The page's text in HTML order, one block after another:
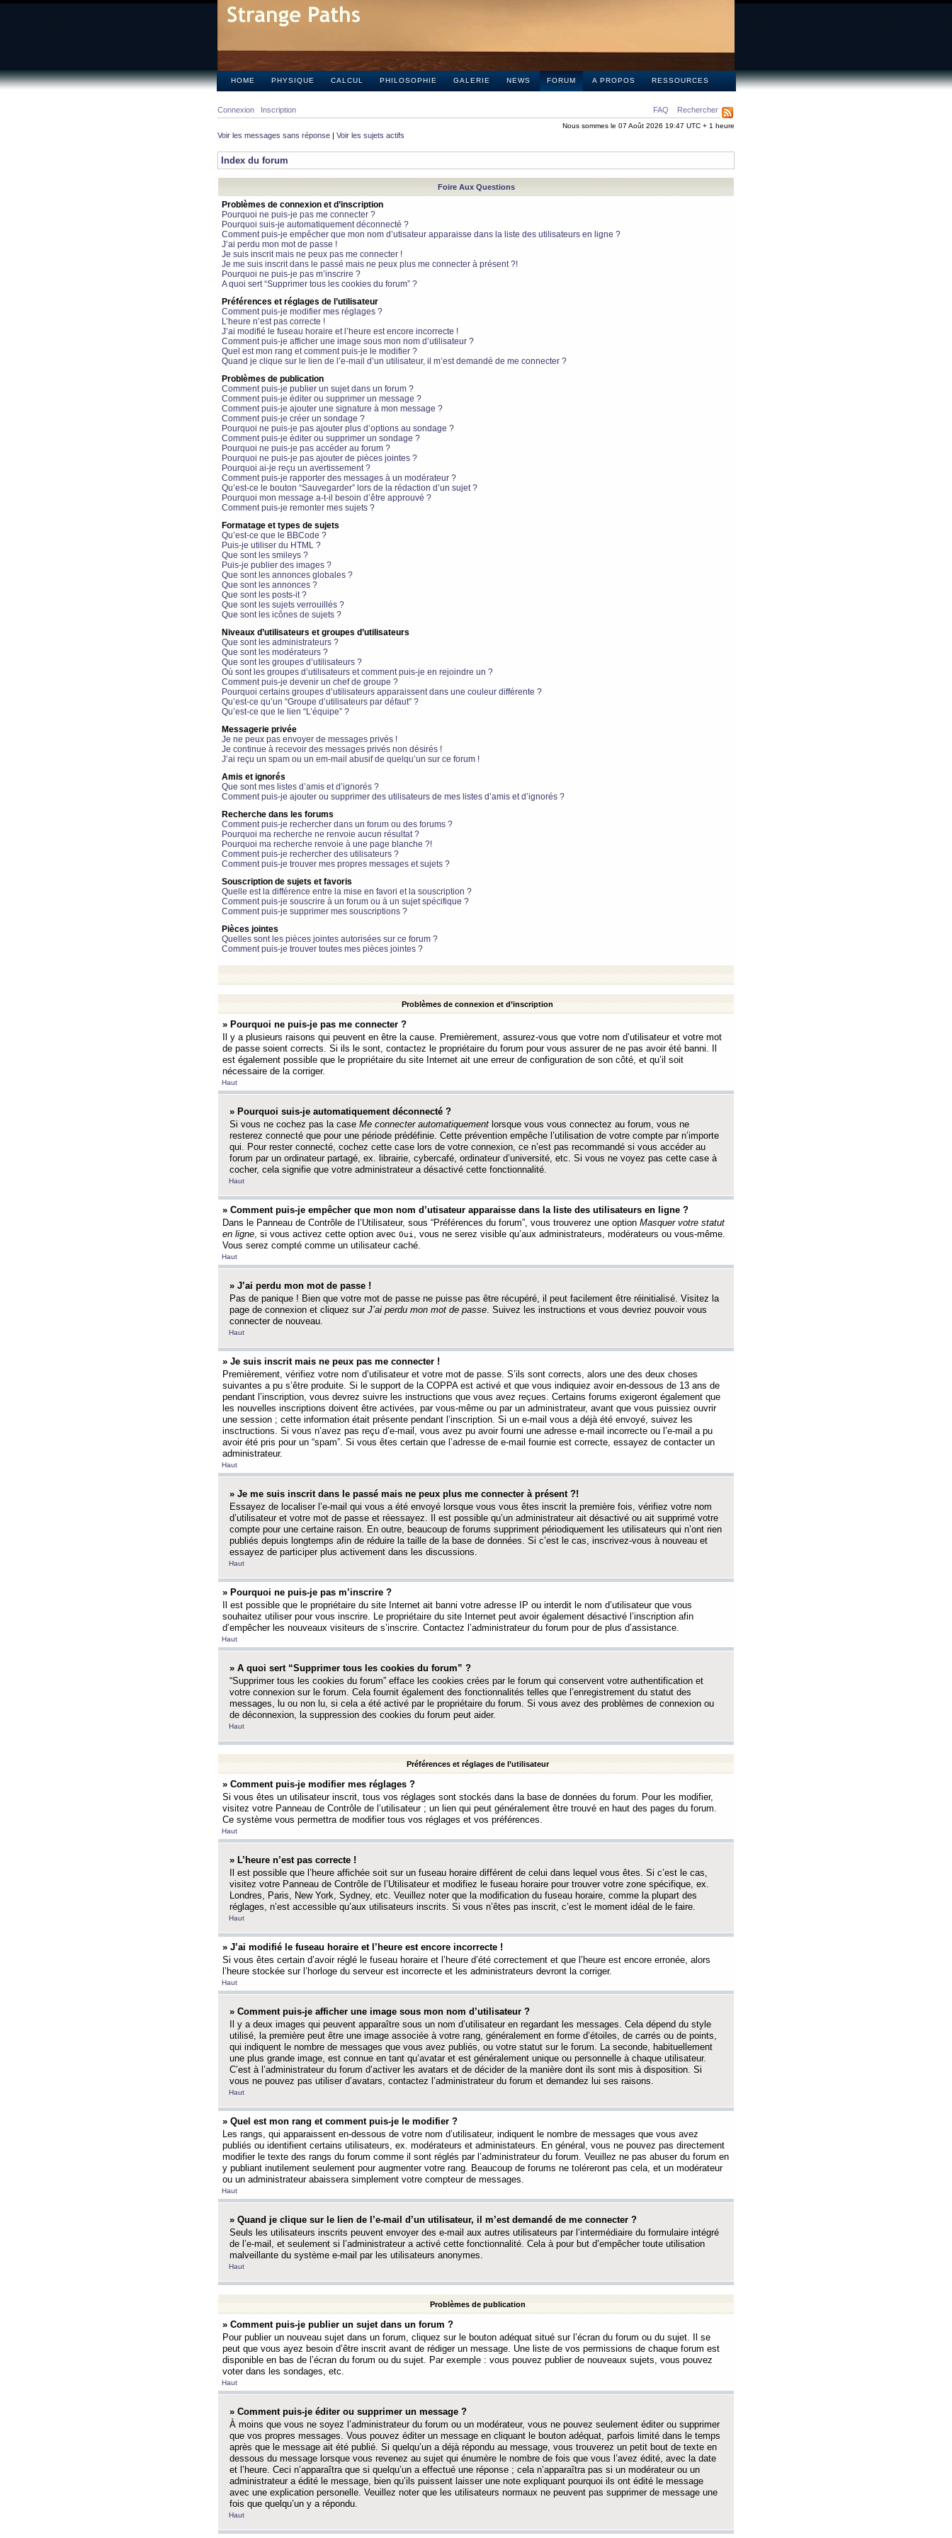
HOME PHYSIQUE CALCUL PHILOSOPHIE GALERIE NEWS FORUM A PROPOS RESSOURCES
FAQ Rechercher
Connexion Inscription
Nous sommes le 07 Août 2026 19:47 UTC + 1 heure
Voir les messages sans réponse | Voir les sujets actifs
Index du forum
Foire Aux Questions
Problèmes de connexion et d’inscription
Pourquoi ne puis-je pas me connecter ?
Pourquoi suis-je automatiquement déconnecté ?
Comment puis-je empêcher que mon nom d’utisateur apparaisse dans la liste des utilisateurs en ligne ?
J’ai perdu mon mot de passe !
Je suis inscrit mais ne peux pas me connecter !
Je me suis inscrit dans le passé mais ne peux plus me connecter à présent ?!
Pourquoi ne puis-je pas m’inscrire ?
A quoi sert “Supprimer tous les cookies du forum” ?
Préférences et réglages de l’utilisateur
Comment puis-je modifier mes réglages ?
L’heure n’est pas correcte !
J’ai modifié le fuseau horaire et l’heure est encore incorrecte !
Comment puis-je afficher une image sous mon nom d’utilisateur ?
Quel est mon rang et comment puis-je le modifier ?
Quand je clique sur le lien de l’e-mail d’un utilisateur, il m’est demandé de me connecter ?
Problèmes de publication
Comment puis-je publier un sujet dans un forum ?
Comment puis-je éditer ou supprimer un message ?
Comment puis-je ajouter une signature à mon message ?
Comment puis-je créer un sondage ?
Pourquoi ne puis-je pas ajouter plus d’options au sondage ?
Comment puis-je éditer ou supprimer un sondage ?
Pourquoi ne puis-je pas accéder au forum ?
Pourquoi ne puis-je pas ajouter de pièces jointes ?
Pourquoi ai-je reçu un avertissement ?
Comment puis-je rapporter des messages à un modérateur ?
Qu’est-ce le bouton “Sauvegarder” lors de la rédaction d’un sujet ?
Pourquoi mon message a-t-il besoin d’être approuvé ?
Comment puis-je remonter mes sujets ?
Formatage et types de sujets
Qu’est-ce que le BBCode ?
Puis-je utiliser du HTML ?
Que sont les smileys ?
Puis-je publier des images ?
Que sont les annonces globales ?
Que sont les annonces ?
Que sont les posts-it ?
Que sont les sujets verrouillés ?
Que sont les icônes de sujets ?
Niveaux d’utilisateurs et groupes d’utilisateurs
Que sont les administrateurs ?
Que sont les modérateurs ?
Que sont les groupes d’utilisateurs ?
Où sont les groupes d’utilisateurs et comment puis-je en rejoindre un ?
Comment puis-je devenir un chef de groupe ?
Pourquoi certains groupes d’utilisateurs apparaissent dans une couleur différente ?
Qu’est-ce qu’un “Groupe d’utilisateurs par défaut” ?
Qu’est-ce que le lien “L’équipe” ?
Messagerie privée
Je ne peux pas envoyer de messages privés !
Je continue à recevoir des messages privés non désirés !
J’ai reçu un spam ou un em-mail abusif de quelqu’un sur ce forum !
Amis et ignorés
Que sont mes listes d’amis et d’ignorés ?
Comment puis-je ajouter ou supprimer des utilisateurs de mes listes d’amis et d’ignorés ?
Recherche dans les forums
Comment puis-je rechercher dans un forum ou des forums ?
Pourquoi ma recherche ne renvoie aucun résultat ?
Pourquoi ma recherche renvoie à une page blanche ?!
Comment puis-je rechercher des utilisateurs ?
Comment puis-je trouver mes propres messages et sujets ?
Souscription de sujets et favoris
Quelle est la différence entre la mise en favori et la souscription ?
Comment puis-je souscrire à un forum ou à un sujet spécifique ?
Comment puis-je supprimer mes souscriptions ?
Pièces jointes
Quelles sont les pièces jointes autorisées sur ce forum ?
Comment puis-je trouver toutes mes pièces jointes ?
Problèmes de connexion et d’inscription
» Pourquoi ne puis-je pas me connecter ?
Il y a plusieurs raisons qui peuvent en être la cause. Premièrement, assurez-vous que votre nom d’utilisateur et votre mot
de passe soient corrects. Si ils le sont, contactez le propriétaire du forum pour vous assurer de ne pas avoir été banni. Il
est également possible que le propriétaire du site Internet ait une erreur de configuration de son côté, et qu’il soit
nécessaire de la corriger.
Haut
» Pourquoi suis-je automatiquement déconnecté ?
Si vous ne cochez pas la case Me connecter automatiquement lorsque vous vous connectez au forum, vous ne
resterez connecté que pour une période prédéfinie. Cette prévention empêche l’utilisation de votre compte par n’importe
qui. Pour rester connecté, cochez cette case lors de votre connexion, ce n’est pas recommandé si vous accéder au
forum par un ordinateur partagé, ex. librairie, cybercafé, ordinateur d’université, etc. Si vous ne voyez pas cette case à
cocher, cela signifie que votre administrateur a désactivé cette fonctionnalité.
Haut
» Comment puis-je empêcher que mon nom d’utisateur apparaisse dans la liste des utilisateurs en ligne ?
Dans le Panneau de Contrôle de l’Utilisateur, sous “Préférences du forum”, vous trouverez une option Masquer votre statut
en ligne, si vous activez cette option avec Oui , vous ne serez visible qu’aux administrateurs, modérateurs ou vous-même.
Vous serez compté comme un utilisateur caché.
Haut
» J’ai perdu mon mot de passe !
Pas de panique ! Bien que votre mot de passe ne puisse pas être récupéré, il peut facilement être réinitialisé. Visitez la
page de connexion et cliquez sur J’ai perdu mon mot de passe. Suivez les instructions et vous devriez pouvoir vous
connecter de nouveau.
Haut
» Je suis inscrit mais ne peux pas me connecter !
Premièrement, vérifiez votre nom d’utilisateur et votre mot de passe. S’ils sont corrects, alors une des deux choses
suivantes a pu s’être produite. Si le support de la COPPA est activé et que vous indiquiez avoir en-dessous de 13 ans de
pendant l’inscription, vous devrez suivre les instructions que vous avez reçues. Certains forums exigeront également que
les nouvelles inscriptions doivent être activées, par vous-même ou par un administrateur, avant que vous puissiez ouvrir
une session ; cette information était présente pendant l’inscription. Si un e-mail vous a déjà été envoyé, suivez les
insctructions. Si vous n’avez pas reçu d’e-mail, vous avez pu avoir fourni une adresse e-mail incorrecte ou l’e-mail a pu
avoir été pris pour un “spam”. Si vous êtes certain que l’adresse de e-mail fournie est correcte, essayez de contacter un
administrateur.
Haut
» Je me suis inscrit dans le passé mais ne peux plus me connecter à présent ?!
Essayez de localiser l’e-mail qui vous a été envoyé lorsque vous vous êtes inscrit la première fois, vérifiez votre nom
d’utilisateur et votre mot de passe et réessayez. Il est possible qu’un administrateur ait désactivé ou ait supprimé votre
compte pour une certaine raison. En outre, beaucoup de forums suppriment périodiquement les utilisateurs qui n’ont rien
publiés depuis longtemps afin de réduire la taille de la base de données. Si c’est le cas, inscrivez-vous à nouveau et
essayez de participer plus activement dans les discussions.
Haut
» Pourquoi ne puis-je pas m’inscrire ?
Il est possible que le propriétaire du site Internet ait banni votre adresse IP ou interdit le nom d’utilisateur que vous
souhaitez utiliser pour vous inscrire. Le propriétaire du site Internet peut avoir également désactivé l’inscription afin
d’empêcher les nouveaux visiteurs de s’inscrire. Contactez l’administrateur du forum pour de plus d’assistance.
Haut
» A quoi sert “Supprimer tous les cookies du forum” ?
“Supprimer tous les cookies du forum” efface les cookies crées par le forum qui conservent votre authentification et
votre connexion sur le forum. Cela fournit également des fonctionnalités telles que l’enregistrement du statut des
messages, lu ou non lu, si cela a été activé par le propriétaire du forum. Si vous avez des problèmes de connexion ou
de déconnexion, la suppression des cookies du forum peut aider.
Haut
Préférences et réglages de l’utilisateur
» Comment puis-je modifier mes réglages ?
Si vous êtes un utilisateur inscrit, tous vos réglages sont stockés dans la base de données du forum. Pour les modifier,
visitez votre Panneau de Contrôle de l’utilisateur ; un lien qui peut généralement être trouvé en haut des pages du forum.
Ce système vous permettra de modifier tous vos réglages et vos préférences.
Haut
» L’heure n’est pas correcte !
Il est possible que l’heure affichée soit sur un fuseau horaire différent de celui dans lequel vous êtes. Si c’est le cas,
visitez votre Panneau de Contrôle de l’Utilisateur et modifiez le fuseau horaire pour trouver votre zone spécifique, ex.
Londres, Paris, New York, Sydney, etc. Veuillez noter que la modification du fuseau horaire, comme la plupart des
réglages, n’est accessible qu’aux utilisateurs inscrits. Si vous n’êtes pas inscrit, c’est le moment idéal de le faire.
Haut
» J’ai modifié le fuseau horaire et l’heure est encore incorrecte !
Si vous êtes certain d’avoir réglé le fuseau horaire et l’heure d’été correctement et que l’heure est encore erronée, alors
l’heure stockée sur l’horloge du serveur est incorrecte et les administrateurs devront la corriger.
Haut
» Comment puis-je afficher une image sous mon nom d’utilisateur ?
Il y a deux images qui peuvent apparaître sous un nom d’utilisateur en regardant les messages. Cela dépend du style
utilisé, la première peut être une image associée à votre rang, généralement en forme d’étoiles, de carrés ou de points,
qui indiquent le nombre de messages que vous avez publiés, ou votre statut sur le forum. La seconde, habituellement
une plus grande image, est connue en tant qu’avatar et est généralement unique ou personnelle à chaque utilisateur.
C’est à l’administrateur du forum d’activer les avatars et de décider de la manière dont ils sont mis à disposition. Si
vous ne pouvez pas utiliser d’avatars, contactez l’administrateur du forum et demandez lui ses raisons.
Haut
» Quel est mon rang et comment puis-je le modifier ?
Les rangs, qui apparaissent en-dessous de votre nom d’utilisateur, indiquent le nombre de messages que vous avez
publiés ou identifient certains utilisateurs, ex. modérateurs et administateurs. En général, vous ne pouvez pas directement
modifier le texte des rangs du forum comme il sont réglés par l’administrateur du forum. Veuillez ne pas abuser du forum en
y publiant inutilement seulement pour augmenter votre rang. Beaucoup de forums ne toléreront pas cela, et un modérateur
ou un administrateur abaissera simplement votre compteur de messages.
Haut
» Quand je clique sur le lien de l’e-mail d’un utilisateur, il m’est demandé de me connecter ?
Seuls les utilisateurs inscrits peuvent envoyer des e-mail aux autres utilisateurs par l’intermédiaire du formulaire intégré
de l’e-mail, et seulement si l’administrateur a activé cette fonctionnalité. Cela à pour but d’empêcher toute utilisation
malveillante du système e-mail par les utilisateurs anonymes.
Haut
Problèmes de publication
» Comment puis-je publier un sujet dans un forum ?
Pour publier un nouveau sujet dans un forum, cliquez sur le bouton adéquat situé sur l’écran du forum ou du sujet. Il se
peut que vous ayez besoin d’être inscrit avant de rédiger un message. Une liste de vos permissions de chaque forum est
disponible en bas de l’écran du forum ou du sujet. Par exemple : vous pouvez publier de nouveaux sujets, vous pouvez
voter dans les sondages, etc.
Haut
» Comment puis-je éditer ou supprimer un message ?
À moins que vous ne soyez l’administrateur du forum ou un modérateur, vous ne pouvez seulement éditer ou supprimer
que vos propres messages. Vous pouvez éditer un message en cliquant le bouton adéquat, parfois limité dans le temps
après que le message ait été publié. Si quelqu’un a déjà répondu au message, vous trouverez un petit bout de texte en
dessous du message lorsque vous revenez au sujet qui énumère le nombre de fois que vous l’avez édité, avec la date
et l’heure. Ceci n’apparaîtra que si quelqu’un a effectué une réponse ; cela n’apparaîtra pas si un modérateur ou un
administrateur a édité le message, bien qu’ils puissent laisser une note expliquant pourquoi ils ont édité le message
avec une explication personelle. Veuillez noter que les utilisateurs normaux ne peuvent pas supprimer de message une
fois que quelqu’un y a répondu.
Haut